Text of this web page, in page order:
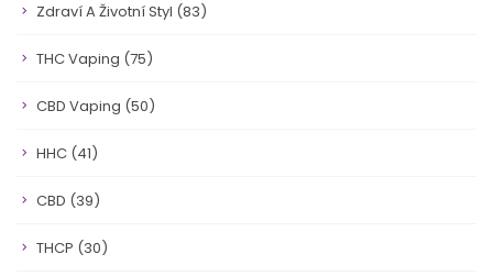
Zdraví A Životní Styl (83)
THC Vaping (75)
CBD Vaping (50)
HHC (41)
CBD (39)
THCP (30)